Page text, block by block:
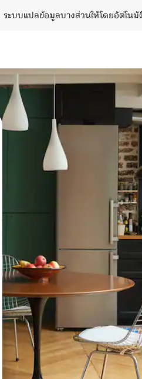
ระบบแปลข้อมูลบางส่วนให้โดยอัตโนมั